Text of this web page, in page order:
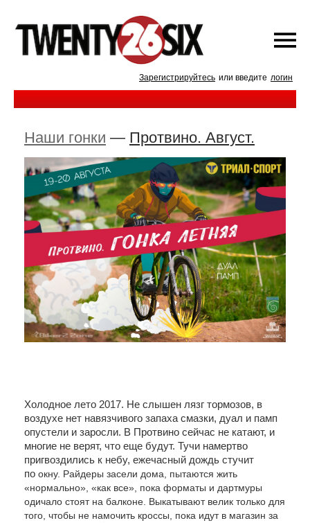
Зарегистрируйтесь или введите логин
Наши гонки — Протвино. Август.
Холодное лето 2017. Не слышен лязг тормозов, в
воздухе нет навязчивого запаха смазки, дуал и памп
опустели и заросли. В Протвино сейчас не катают, и
многие не верят, что еще будут. Тучи намертво
пригвоздились к небу, ежечасный дождь стучит
по окну. Райдеры засели дома, пытаются жить
«нормально», «как все», пока форматы и дартмуры
одичало стоят на балконе. Выкатывают велик только для
того, чтобы не намочить кроссы, пока идут в магазин за